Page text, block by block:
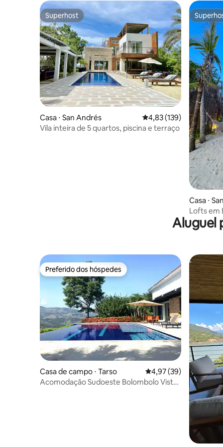
Superhost
Superhost
Casa ⋅ San Andrés 4,83 de uma avaliação
4,83 (139)
Vila inteira de 5 quartos, piscina e terraço
Casa ⋅
Lofts em
Aluguel
Preferido dos hóspedes
Preferido dos hóspedes
Casa de campo ⋅ Tarso 4,97 de uma
4,97 (39)
Acomodação Sudoeste Bolombolo Vista